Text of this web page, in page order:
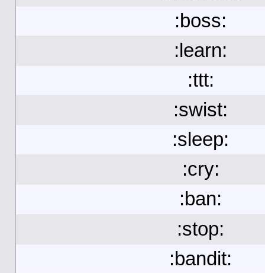
:boss:
:learn:
:ttt:
:swist:
:sleep:
:cry:
:ban:
:stop:
:bandit: